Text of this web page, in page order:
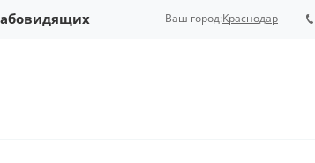
Ваш город:Краснодар